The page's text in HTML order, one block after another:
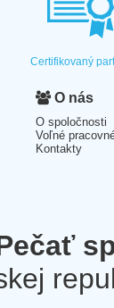
Certifikovaný
O nás
O spoločnosti
Voľné
Kontakty